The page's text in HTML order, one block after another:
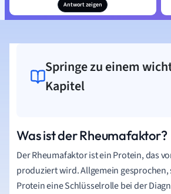
Antwort zeigen
Springe zu einem
Kapitel
Was ist der Rheumafaktor?
Der Rheumafaktor ist ein Protein, das
produziert wird. Allgemein gesprochen,
Protein eine Schlüsselrolle bei der